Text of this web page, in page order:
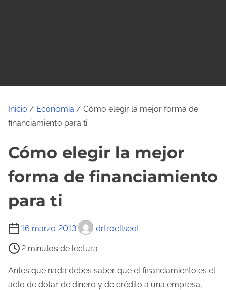
Inicio / Economia / Cómo elegir la mejor forma de
financiamiento para ti
Cómo elegir la mejor
forma de financiamiento
para ti
16 marzo 2013 drtroellseot
T
e
m
p
2 minutos de lectura
Antes que nada debes saber que el financiamiento es el
acto de dotar de dinero y de crédito a una empresa,